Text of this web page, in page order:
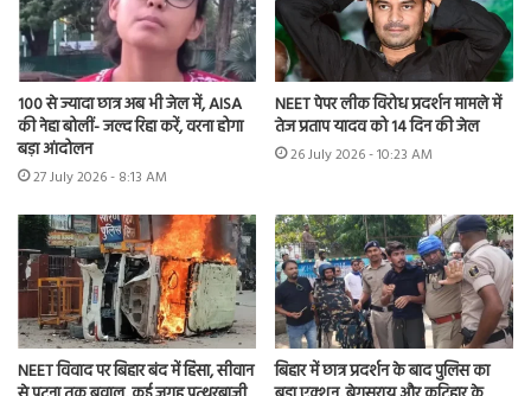
100 से ज्यादा छात्र अब भी जेल में, AISA
की नेहा बोलीं- जल्द रिहा करें, वरना होगा
बड़ा आंदोलन
27 July 2026 - 8:13 AM
NEET पेपर लीक विरोध प्रदर्शन मामले में
तेज प्रताप यादव को 14 दिन की जेल
26 July 2026 - 10:23 AM
NEET विवाद पर बिहार बंद में हिंसा, सीवान
बिहार में छात्र प्रदर्शन के बाद पुलिस का